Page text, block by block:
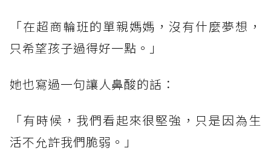
「在超商輪班的單親媽媽，沒有什麼夢想，
只希望孩子過得好一點。」
她也寫過一句讓人鼻酸的話：
「有時候，我們看起來很堅強，只是因為生
活不允許我們脆弱。」